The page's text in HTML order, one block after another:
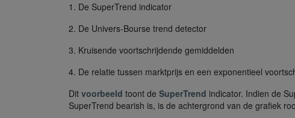
1. De SuperTrend indicator
2. De Univers-Bourse trend detector
3. Kruisende voortschrijdende gemiddelden
4. De relatie tussen marktprijs en een exponentieel
Dit voorbeeld toont de SuperTrend indicator. Indien de
SuperTrend bearish is, is de achtergrond van de grafiek